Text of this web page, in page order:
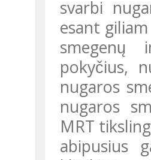
svarbi
esant
smegenų
pokyčius,
nugaros
nugaros
MRT
abipusius